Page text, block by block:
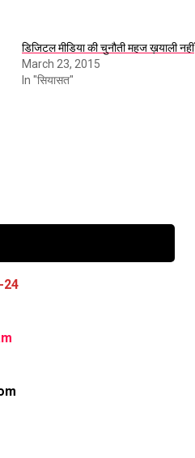
डिजिटल मीडिया की चुनौती महज ख़याली नहीं
March 23, 2015
In "सियासत"
24